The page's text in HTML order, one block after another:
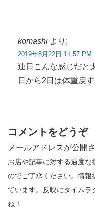
komashi より:
2019年8月22日 11:57 PM
連日こんな感じだと
日から2日は体重戻
コメントをどうぞ
メールアドレスが公開
お店や記事に対する過度な
のでご了承ください。情報
ています。反映にタイムラ
ね！